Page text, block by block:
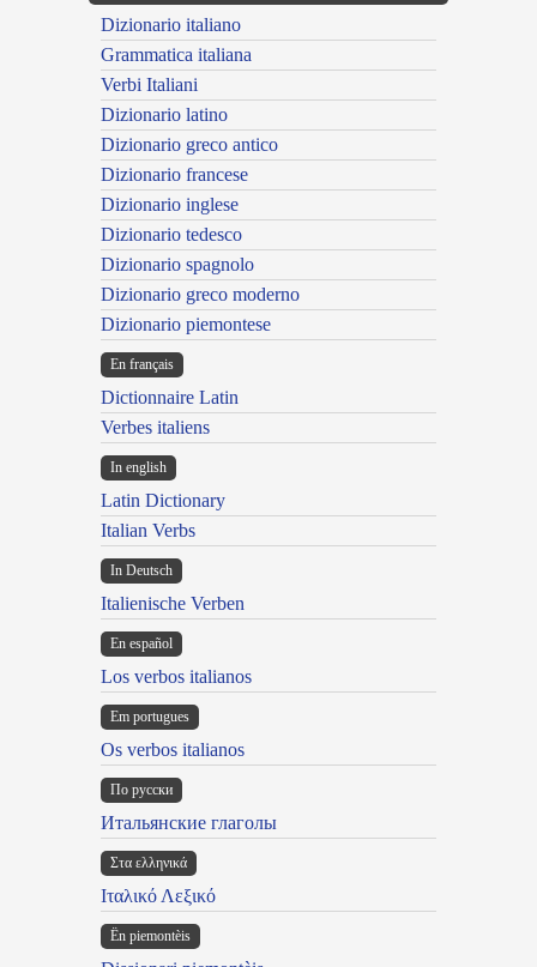
Dizionario italiano
Grammatica italiana
Verbi Italiani
Dizionario latino
Dizionario greco antico
Dizionario francese
Dizionario inglese
Dizionario tedesco
Dizionario spagnolo
Dizionario greco moderno
Dizionario piemontese
En français
Dictionnaire Latin
Verbes italiens
In english
Latin Dictionary
Italian Verbs
In Deutsch
Italienische Verben
En español
Los verbos italianos
Em portugues
Os verbos italianos
По русски
Итальянские глаголы
Στα ελληνικά
Ιταλικό Λεξικό
Ën piemontèis